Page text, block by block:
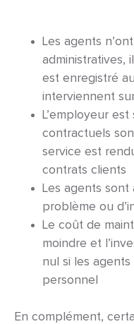
Les agents
administratives,
est enregistré
interviennent
L’employeur
contractuels
service est
contrats clients
Les agents sont
problème ou
Le coût de
moindre et
nul si les
personnel
En complément,